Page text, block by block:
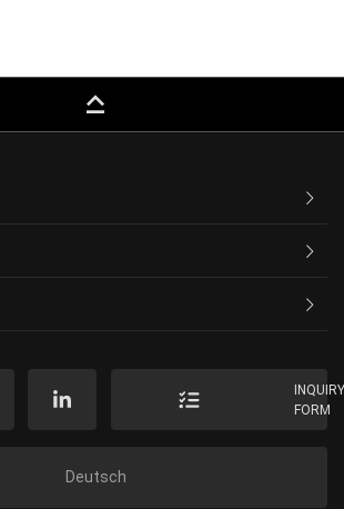
keyboard_capslock
FORM
Deutsch